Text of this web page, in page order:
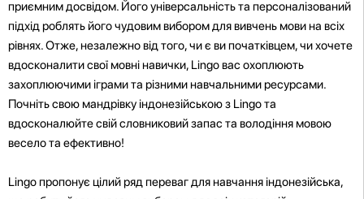
приємним досвідом. Його універсальність та персоналізований
підхід роблять його чудовим вибором для вивчень мови на всіх
рівнях. Отже, незалежно від того, чи є ви початківцем, чи хочете
вдосконалити свої мовні навички, Lingo вас охоплюють
захоплюючими іграми та різними навчальними ресурсами.
Почніть свою мандрівку індонезійською з Lingo та
вдосконалюйте свій словниковий запас та володіння мовою
весело та ефективно!
Lingo пропонує цілий ряд переваг для навчання індонезійська,